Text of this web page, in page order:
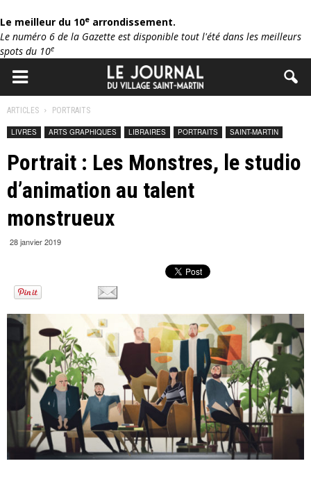
Le meilleur du 10e arrondissement.
Le numéro 6 de la Gazette est disponible tout l'été dans les meilleurs
spots du 10e
ARTICLES PORTRAITS
LIVRES ARTS GRAPHIQUES LIBRAIRES PORTRAITS SAINT-MARTIN
Portrait : Les Monstres, le studio
d’animation au talent
monstrueux
28 janvier 2019